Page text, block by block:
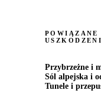
POWIĄZANE
Przybrzeżne i
Sól alpejska i
Tunele i